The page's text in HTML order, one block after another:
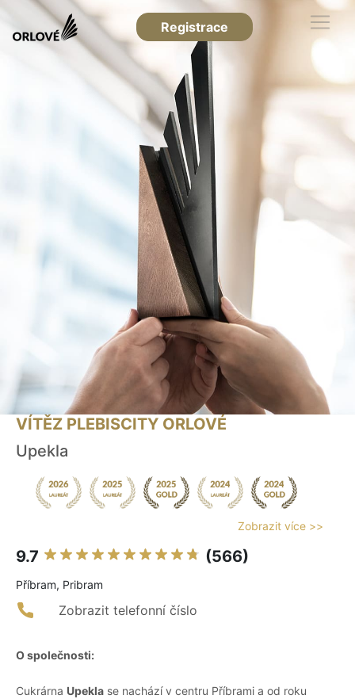
Registrace
VÍTĚZ PLEBISCITY ORLOVÉ
Upekla
Zobrazit více >>
9.7 (566)
Příbram, Pribram
Zobrazit telefonní číslo
O společnosti:
Cukrárna Upekla se nachází v centru Příbrami a od roku